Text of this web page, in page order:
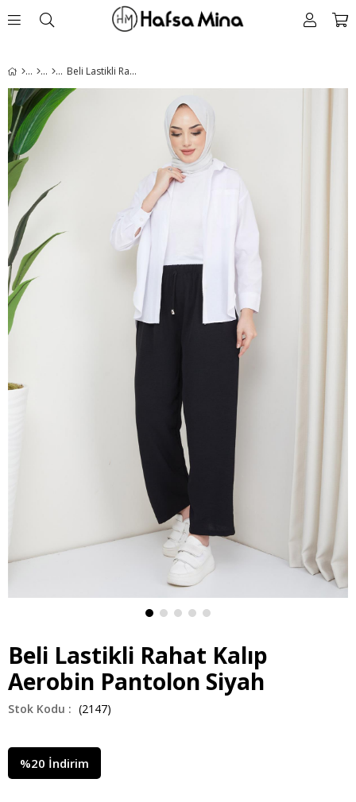
Beli Lastikli Rahat Kalıp Aerobin Pantolon Siyah
Beli Lastikli Rahat Kalıp
Aerobin Pantolon Siyah
(2147)
%20 İndirim